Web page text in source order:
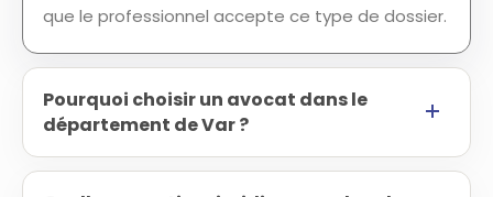
que le professionnel accepte ce type de dossier.
Pourquoi choisir un avocat dans le
département de Var ?